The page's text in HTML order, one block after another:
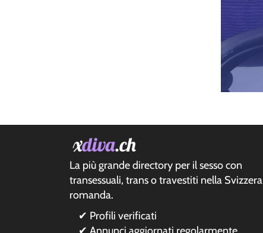
La più grande directory per il sesso con
transessuali, trans o travestiti nella Svizzera
romanda.
✔ Profili verificati